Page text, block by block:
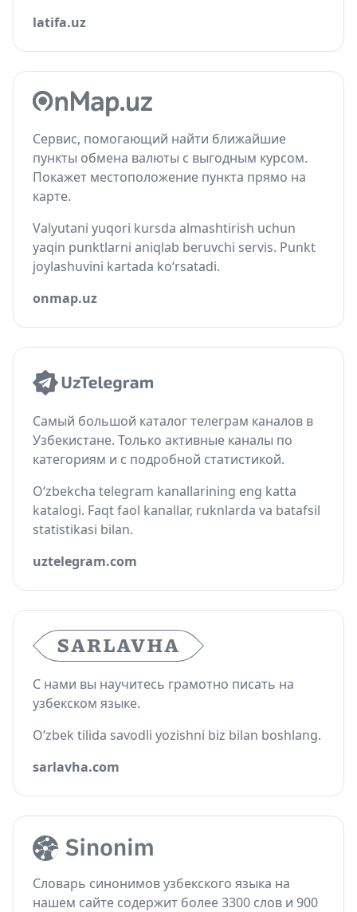
latifa.uz
Сервис, помогающий найти ближайшие
пункты обмена валюты с выгодным курсом.
Покажет местоположение пункта прямо на
карте.
Valyutani yuqori kursda almashtirish uchun
yaqin punktlarni aniqlab beruvchi servis. Punkt
joylashuvini kartada ko‘rsatadi.
onmap.uz
Самый большой каталог телеграм каналов в
Узбекистане. Только активные каналы по
категориям и с подробной статистикой.
O‘zbekcha telegram kanallarining eng katta
katalogi. Faqt faol kanallar, ruknlarda va batafsil
statistikasi bilan.
uztelegram.com
С нами вы научитесь грамотно писать на
узбекском языке.
O‘zbek tilida savodli yozishni biz bilan boshlang.
sarlavha.com
Словарь синонимов узбекского языка на
нашем сайте содержит более 3300 слов и 900